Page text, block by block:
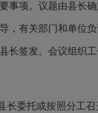
事项。议题由县长
，有关部门和单位
长签发。会议组织
长委托或按照分工